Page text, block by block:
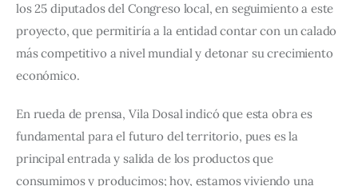
los 25 diputados del Congreso local, en seguimiento a este
proyecto, que permitiría a la entidad contar con un calado
más competitivo a nivel mundial y detonar su crecimiento
económico.
En rueda de prensa, Vila Dosal indicó que esta obra es
fundamental para el futuro del territorio, pues es la
principal entrada y salida de los productos que
consumimos y producimos; hoy, estamos viviendo una